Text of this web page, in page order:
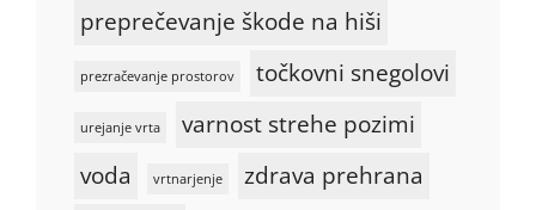
preprečevanje škode na hiši
prezračevanje prostorov točkovni snegolovi
urejanje vrta
varnost strehe pozimi
voda
vrtnarjenje zdrava prehrana